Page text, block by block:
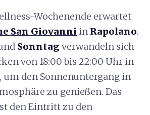
Wochenende erwartet
San Giovanni in Rapolano.
Sonntag verwandeln sich
von 18:00 bis 22:00 Uhr in
um den Sonnenuntergang in
zu genießen. Das
den Eintritt zu den